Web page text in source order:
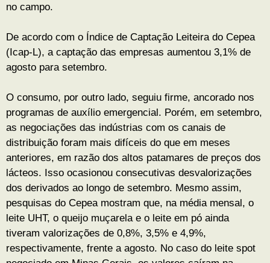
no campo.
De acordo com o Índice de Captação Leiteira do Cepea
(Icap-L), a captação das empresas aumentou 3,1% de
agosto para setembro.
O consumo, por outro lado, seguiu firme, ancorado nos
programas de auxílio emergencial. Porém, em setembro,
as negociações das indústrias com os canais de
distribuição foram mais difíceis do que em meses
anteriores, em razão dos altos patamares de preços dos
lácteos. Isso ocasionou consecutivas desvalorizações
dos derivados ao longo de setembro. Mesmo assim,
pesquisas do Cepea mostram que, na média mensal, o
leite UHT, o queijo muçarela e o leite em pó ainda
tiveram valorizações de 0,8%, 3,5% e 4,9%,
respectivamente, frente a agosto. No caso do leite spot